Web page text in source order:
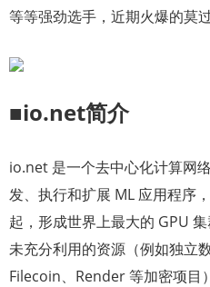
等等强劲选手，近期火爆的莫
■io.net简介
io.net 是一个去中心化计算网
发、执行和扩展 ML 应用程序
起，形成世界上最大的 GPU
未充分利用的资源（例如独立
Filecoin、Render 等加密项目